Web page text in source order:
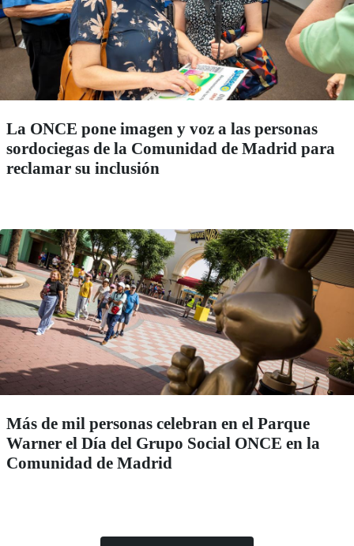
La ONCE pone imagen y voz a las personas
sordociegas de la Comunidad de Madrid para
reclamar su inclusión
Más de mil personas celebran en el Parque
Warner el Día del Grupo Social ONCE en la
Comunidad de Madrid